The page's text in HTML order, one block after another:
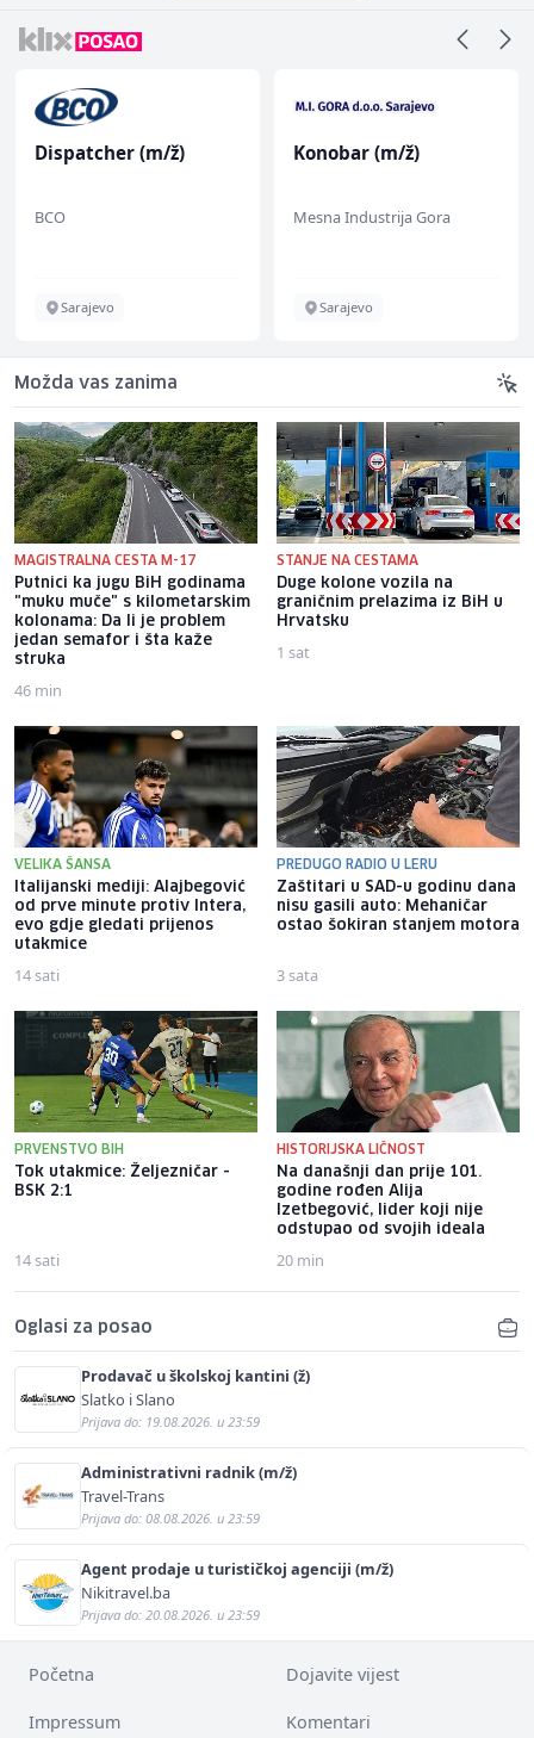
Dispatcher (m/ž)
BCO
Sarajevo
Konobar (m/ž)
Mesna Industrija Gora
Sarajevo
Možda vas zanima
MAGISTRALNA CESTA M-17
Putnici ka jugu BiH godinama
"muku muče" s kilometarskim
kolonama: Da li je problem
jedan semafor i šta kaže
struka
46 min
STANJE NA CESTAMA
Duge kolone vozila na
graničnim prelazima iz BiH u
Hrvatsku
1 sat
VELIKA ŠANSA
Italijanski mediji: Alajbegović
od prve minute protiv Intera,
evo gdje gledati prijenos
utakmice
14 sati
PREDUGO RADIO U LERU
Zaštitari u SAD-u godinu dana
nisu gasili auto: Mehaničar
ostao šokiran stanjem motora
3 sata
PRVENSTVO BIH
Tok utakmice: Željezničar -
BSK 2:1
14 sati
HISTORIJSKA LIČNOST
Na današnji dan prije 101.
godine rođen Alija
Izetbegović, lider koji nije
odstupao od svojih ideala
20 min
Oglasi za posao
Prodavač u školskoj kantini (ž)
Slatko i Slano
Prijava do: 19.08.2026. u 23:59
Administrativni radnik (m/ž)
Travel-Trans
Prijava do: 08.08.2026. u 23:59
Agent prodaje u turističkoj agenciji (m/ž)
Nikitravel.ba
Prijava do: 20.08.2026. u 23:59
Početna Dojavite vijest
Impressum Komentari